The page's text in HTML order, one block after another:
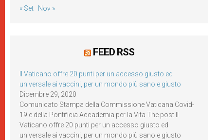
« Set Nov »
FEED RSS
Il Vaticano offre 20 punti per un accesso giusto ed
universale ai vaccini, per un mondo più sano e giusto
Dicembre 29, 2020
Comunicato Stampa della Commissione Vaticana Covid-
19 e della Pontificia Accademia per la Vita The post Il
Vaticano offre 20 punti per un accesso giusto ed
universale ai vaccini, per un mondo più sano e giusto